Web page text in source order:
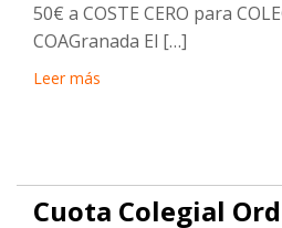
50€ a COSTE CERO para
COAGranada El […]
Leer más
Cuota Colegial